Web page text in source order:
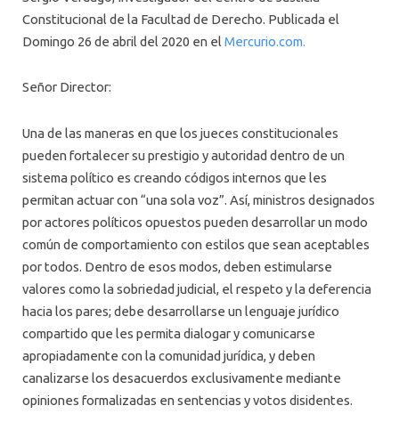
Constitucional de la Facultad de Derecho. Publicada el
Domingo 26 de abril del 2020 en el Mercurio.com.
Señor Director:
Una de las maneras en que los jueces constitucionales
pueden fortalecer su prestigio y autoridad dentro de un
sistema político es creando códigos internos que les
permitan actuar con “una sola voz”. Así, ministros designados
por actores políticos opuestos pueden desarrollar un modo
común de comportamiento con estilos que sean aceptables
por todos. Dentro de esos modos, deben estimularse
valores como la sobriedad judicial, el respeto y la deferencia
hacia los pares; debe desarrollarse un lenguaje jurídico
compartido que les permita dialogar y comunicarse
apropiadamente con la comunidad jurídica, y deben
canalizarse los desacuerdos exclusivamente mediante
opiniones formalizadas en sentencias y votos disidentes.